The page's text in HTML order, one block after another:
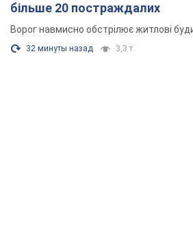
більше 20 постраждалих
Ворог навмисно обстрілює житлові
32 минуты назад 3,3 т.